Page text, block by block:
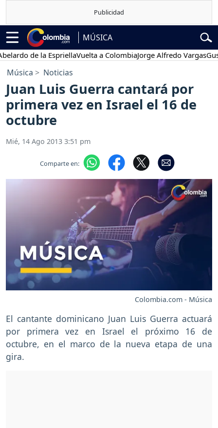
MÚSICA
de la EspriellaVuelta a ColombiaJorge Alfredo Vargas
Música Noticias
Juan Luis Guerra cantará por
primera vez en Israel el 16 de
octubre
Mié, 14 Ago 2013 3:51 pm
Comparte en:
Colombia.com - Música
El cantante dominicano Juan Luis Guerra actuará
por primera vez en Israel el próximo 16 de
octubre, en el marco de la nueva etapa de una
gira.